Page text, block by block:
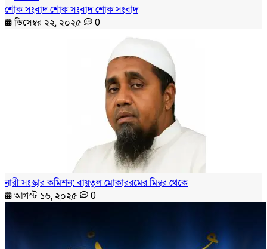
শোক সংবাদ শোক সংবাদ শোক সংবাদ
ডিসেম্বর ২২, ২০২৫
0
নারী সংস্কার কমিশন: বায়তুল মোকাররমের মিম্বর থেকে
আগস্ট ১৬, ২০২৫
0